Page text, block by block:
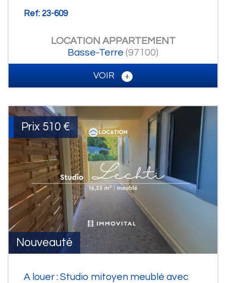
Ref: 23-609
LOCATION APPARTEMENT
Basse-Terre (97100)
VOIR
Nouveauté
Prix 510 €
A louer : Studio mitoyen meublé avec